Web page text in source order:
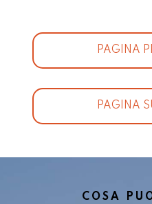
PAGINA
PAGINA
COSA